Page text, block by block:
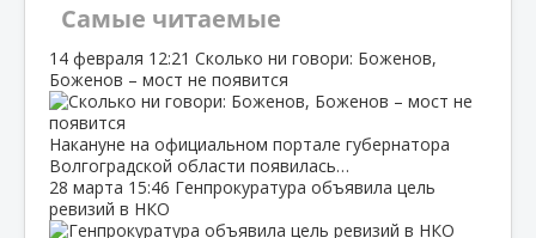
Самые читаемые
14 февраля 12:21 Сколько ни говори: Боженов,
Боженов – мост не появится
Накануне на официальном портале губернатора
Волгоградской области появилась…
28 марта 15:46 Генпрокуратура объявила цель
ревизий в НКО